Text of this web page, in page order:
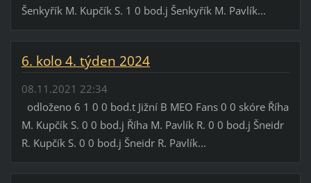
Šenkyřík M. Kupčík S. 1 0 bod.j Šenkyřík M. Pavlík...
6. kolo 4. týden 2024
08.11.2021 22:34
odloženo 6 1 0 0 bod.t Jižní B MEO Fans 0 0 skóre Říha
M. Kupčík S. 0 0 bod.j Říha M. Pavlík R. 0 0 bod.j Šneidr
R. Kupčík S. 0 0 bod.j Šneidr R. Pavlík...